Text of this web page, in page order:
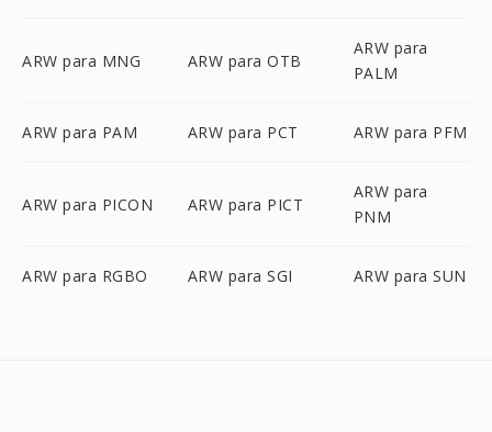
ARW para MNG ARW para OTB
ARW para
PALM
ARW para PAM ARW para PCT ARW para PFM
ARW para PICON ARW para PICT
ARW para
PNM
ARW para RGBO ARW para SGI ARW para SUN